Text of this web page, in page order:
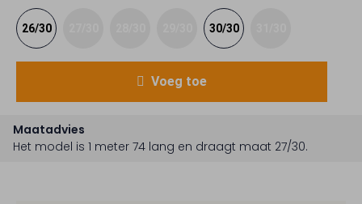
26/30 30/30
Voeg toe
Maatadvies
Het model is 1 meter 74 lang en draagt maat 27/30.